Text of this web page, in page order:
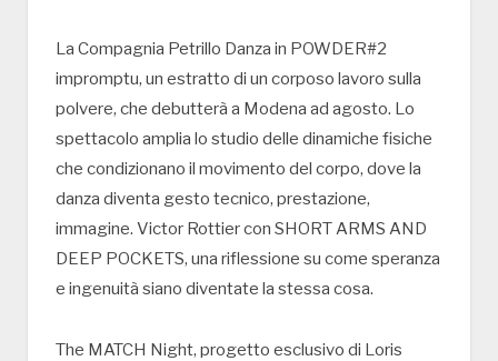
La Compagnia Petrillo Danza in POWDER#2
impromptu, un estratto di un corposo lavoro sulla
polvere, che debutterà a Modena ad agosto. Lo
spettacolo amplia lo studio delle dinamiche fisiche
che condizionano il movimento del corpo, dove la
danza diventa gesto tecnico, prestazione,
immagine. Victor Rottier con SHORT ARMS AND
DEEP POCKETS, una riflessione su come speranza
e ingenuità siano diventate la stessa cosa.
The MATCH Night, progetto esclusivo di Loris